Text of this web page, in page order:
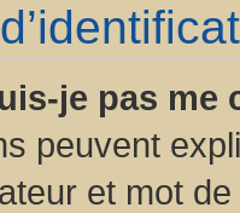
je pas me
peuvent
et mot